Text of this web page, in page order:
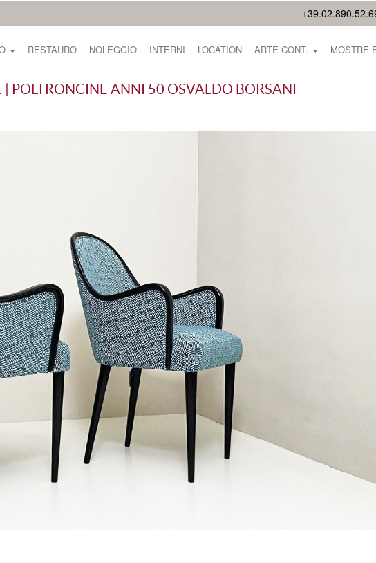
RESTAURO NOLEGGIO INTERNI LOCATION ARTE CONT. MOSTRE
| POLTRONCINE ANNI 50 OSVALDO BORSANI